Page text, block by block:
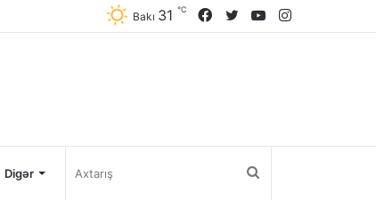
YouTube
Twitter
Facebook
Bakı 31 ℃
Digər Axtarış